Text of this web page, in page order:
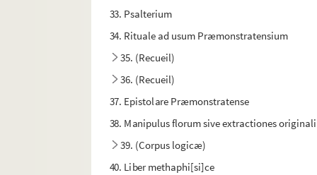
33. Psalterium
34. Rituale ad usum Præmonstratensium
35. (Recueil)
36. (Recueil)
37. Epistolare Præmonstratense
38. Manipulus florum sive extractiones
39. (Corpus logicæ)
40. Liber methaphi[si]ce